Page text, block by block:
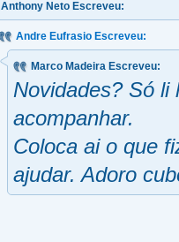
Anthony Neto Escreveu:
Andre Eufrasio Escreveu:
Marco Madeira Escreveu:
Novidades? Só li
acompanhar.
Coloca ai o que
ajudar. Adoro